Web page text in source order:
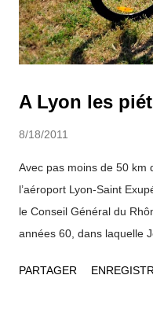
A Lyon les
8/18/2011
Avec pas moins de 50
l’aéroport Lyon-Saint
le Conseil Général du
années 60, dans laquelle
profiter d'un ensemble de
PARTAGER